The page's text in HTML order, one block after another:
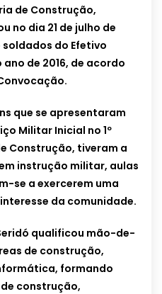
de Construção,
no dia 21 de julho de
soldados do Efetivo
de 2016, de acordo
que se apresentaram
Militar Inicial no 1º
Construção, tiveram a
instrução militar, aulas
se a exercerem uma
da comunidade.
qualificou mão-de-
de construção,
formando
construção,